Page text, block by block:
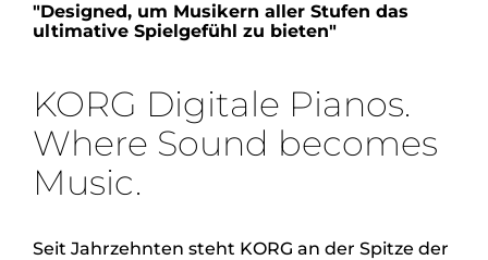
"Designed, um Musikern aller Stufen das
ultimative Spielgefühl zu bieten"
KORG Digitale Pianos.
Where Sound becomes
Music.
Seit Jahrzehnten steht KORG an der Spitze der